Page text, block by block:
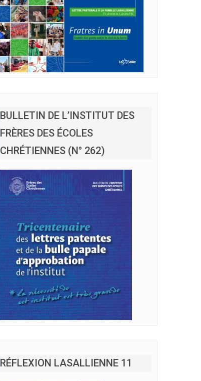
FRÈRES DES ÉCOLES
CHRÉTIENNES (N° 262)